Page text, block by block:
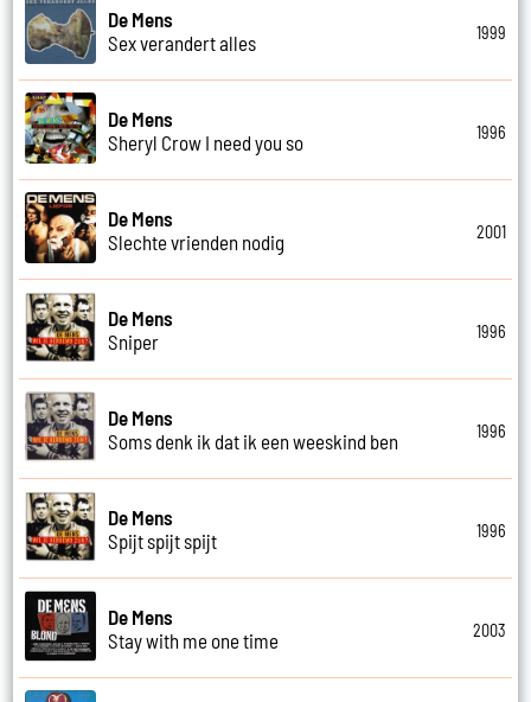
De Mens
Sex verandert alles
1999
De Mens
Sheryl Crow I need you so
1996
De Mens
Slechte vrienden nodig
2001
De Mens
Sniper
1996
De Mens
Soms denk ik dat ik een weeskind ben
1996
De Mens
Spijt spijt spijt
1996
De Mens
Stay with me one time
2003